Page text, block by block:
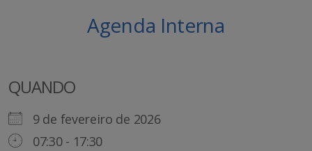
Agenda Interna
QUANDO
9 de fevereiro de 2026
07:30 - 17:30